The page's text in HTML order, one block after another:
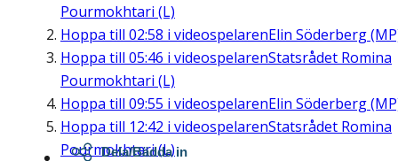
Pourmokhtari (L)
Hoppa till 02:58 i videospelarenElin Söderberg
Hoppa till 05:46 i videospelarenStatsrådet Romina
Pourmokhtari (L)
Hoppa till 09:55 i videospelarenElin Söderberg
Hoppa till 12:42 i videospelarenStatsrådet Romina
Pourmokhtari (L)
Dela/Bädda in